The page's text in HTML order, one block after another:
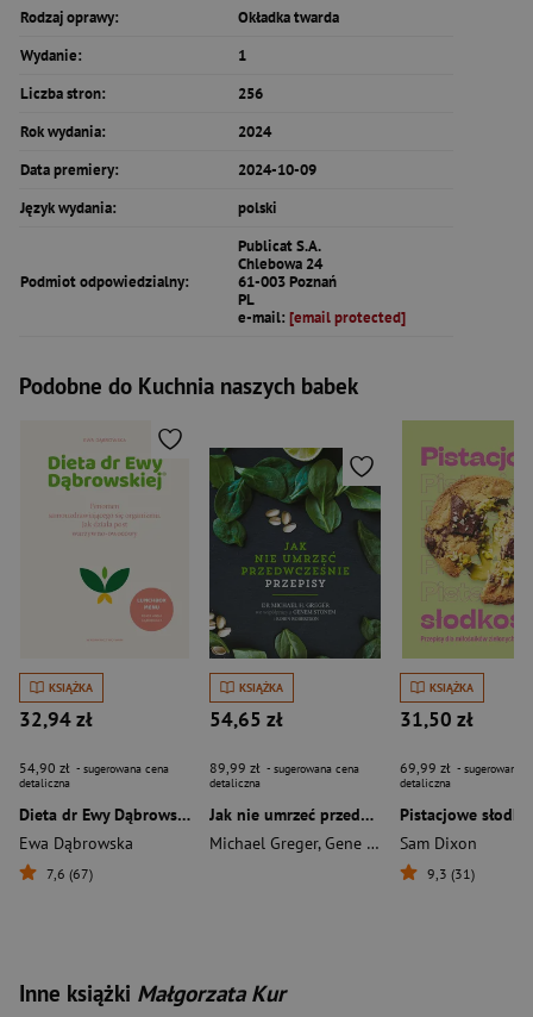
Rodzaj oprawy:
Okładka twarda
Wydanie:
1
Liczba stron:
256
Rok wydania:
2024
Data premiery:
2024-10-09
Język wydania:
polski
Podmiot odpowiedzialny:
Publicat S.A.
Chlebowa 24
61-003 Poznań
PL
e-mail: [email protected]
Podobne do Kuchnia naszych babek
KSIĄŻKA
32,94 zł
54,90 zł - sugerowana cena
detaliczna
Dieta dr Ewy Dąbrowskiej®. Fenomen samouzdrawiającego się organizmu. Jak działa post warzywno-owocowy
Ewa Dąbrowska
7,6 (67)
KSIĄŻKA
54,65 zł
89,99 zł - sugerowana cena
detaliczna
Jak nie umrzeć przedwcześnie Przepisy
Michael Greger,Gene Stone ,Robertson
KSIĄŻKA
31,50 zł
69,99 zł - sugerowana
detaliczna
Sam Dixon
9,3 (31)
Inne książki Małgorzata Kur